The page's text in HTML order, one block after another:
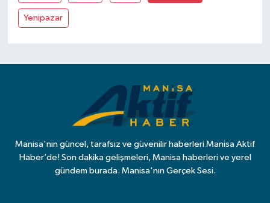
Yenipazar
Manisa'nın güncel, tarafsız ve güvenilir haberleri Manisa Aktif
Haber’de! Son dakika gelişmeleri, Manisa haberleri ve yerel
gündem burada. Manisa'nın Gerçek Sesi.